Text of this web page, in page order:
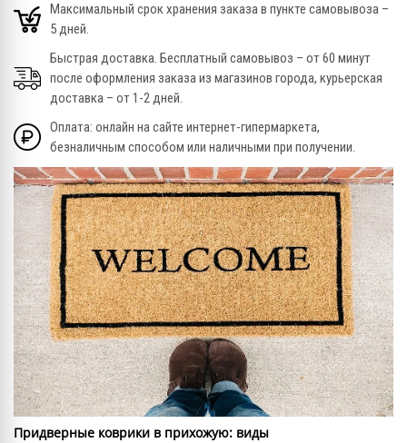
Придверные коврики в прихожую: виды
Максимальный срок хранения заказа в пункте самовывоза –
5 дней.
Быстрая доставка. Бесплатный самовывоз – от 60 минут
после оформления заказа из магазинов города, курьерская
доставка – от 1-2 дней.
Оплата: онлайн на сайте интернет-гипермаркета,
безналичным способом или наличными при получении.